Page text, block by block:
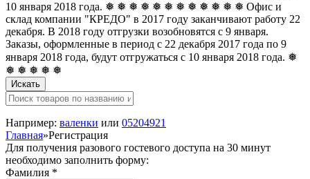
10 января 2018 года. ❅ ❅ ❅ ❅ ❅ ❅ ❅ ❅ ❅ ❅ ❅ ❅ Офис и
склад компании "КРЕДО" в 2017 году заканчивают работу 22
декабря. В 2018 году отгрузки возобновятся с 9 января.
Заказы, оформленные в период с 22 декабря 2017 года по 9
января 2018 года, будут отгружаться с 10 января 2018 года. ❅
❅ ❅ ❅ ❅ ❅
Искать
Например: валенки или 05204921
Главная»Регистрация
Для получения разового гостевого доступа на 30 минут
необходимо заполнить форму:
Фамилия *